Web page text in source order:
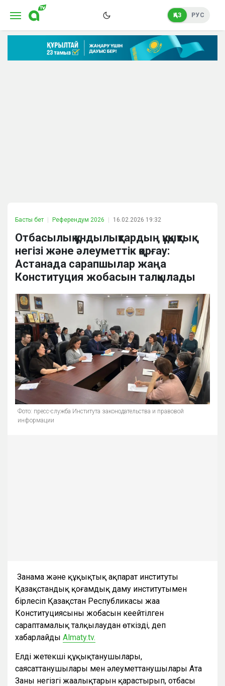
ҚАЗ РУС
Басты бет Референдум 2026 16.02.2026 19:32
Отбасылық құндылықтардың құқықтық
негізі және әлеуметтік қорғау:
Астанада сарапшылар жаңа
Конституция жобасын талқылады
Фото: пресс-служба Института законодательства и правовой
информации
Заңнама және құқықтық ақпарат институты
Қазақстандық қоғамдық даму институтымен
бірлесіп Қазақстан Республикасы жаңа
Конституциясының жобасын кеңейтілген
сараптамалық талқылаудан өткізді, деп
хабарлайды Almaty.tv.
Елдің жетекші құқықтанушылары,
саясаттанушылары мен әлеуметтанушылары Ата
Заңның негізгі жаңалықтарын қарастырып, отбасы